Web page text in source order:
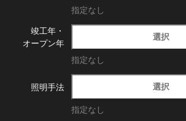
指定なし
竣工年・
オープン年
選択
指定なし
照明手法 選択
指定なし